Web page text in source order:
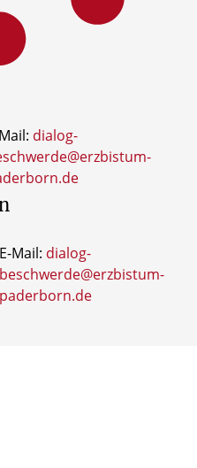
dialog-
E-Mail: dialog-
beschwerde@erzbistum-
paderborn.de